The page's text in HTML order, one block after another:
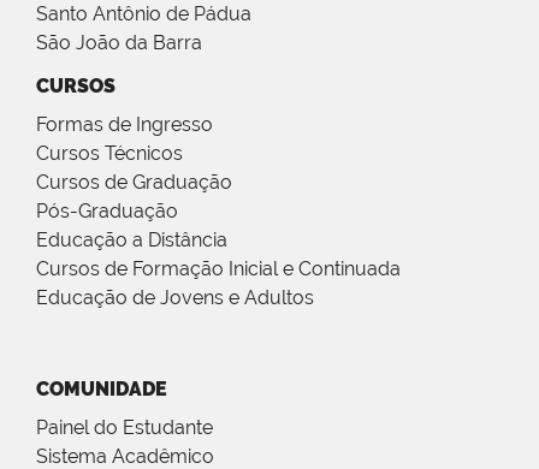
Santo Antônio de Pádua
São João da Barra
CURSOS
Formas de Ingresso
Cursos Técnicos
Cursos de Graduação
Pós-Graduação
Educação a Distância
Cursos de Formação Inicial e Continuada
Educação de Jovens e Adultos
COMUNIDADE
Painel do Estudante
Sistema Acadêmico